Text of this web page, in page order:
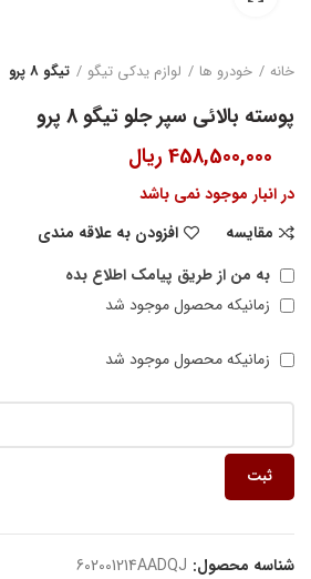
خانه خودرو ها لوازم یدکی تیگو تیگو 8 پرو
پوسته بالائی سپر جلو تیگو 8 پرو
458,500,000 ریال
در انبار موجود نمی باشد
مقایسه
افزودن به علاقه مندی
به من از طریق پیامک اطلاع بده
زمانیکه محصول موجود شد
زمانیکه محصول موجود شد
ثبت
شناسه محصول: 602001214AADQJ